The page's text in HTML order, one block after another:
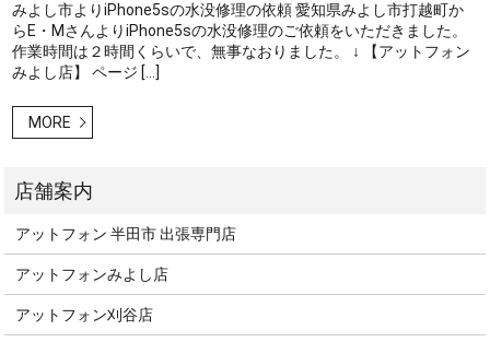
みよし市よりiPhone5sの水没修理の依頼 愛知県みよし市打越町か
らE・MさんよりiPhone5sの水没修理のご依頼をいただきました。
作業時間は２時間くらいで、無事なおりました。 ↓ 【アットフォン
みよし店】 ページ […]
MORE
アットフォン 半田市 出張専門店
アットフォンみよし店
アットフォン刈谷店